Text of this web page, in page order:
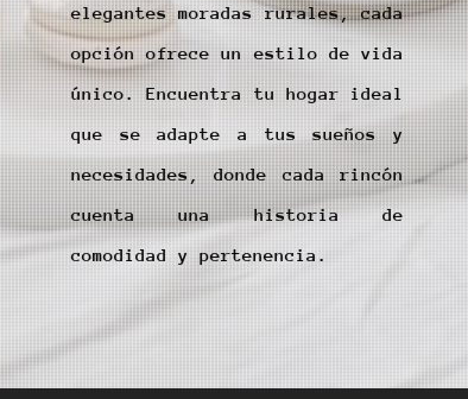
elegantes moradas rurales, cada
opción ofrece un estilo de vida
único. Encuentra tu hogar ideal
que se adapte a tus sueños y
necesidades, donde cada rincón
cuenta una historia de
comodidad y pertenencia.